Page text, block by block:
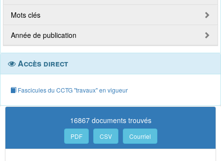
Mots clés
Année de publication
Accès direct
Fascicules du CCTG "travaux" en vigueur
16867 documents trouvés
PDF CSV Courriel